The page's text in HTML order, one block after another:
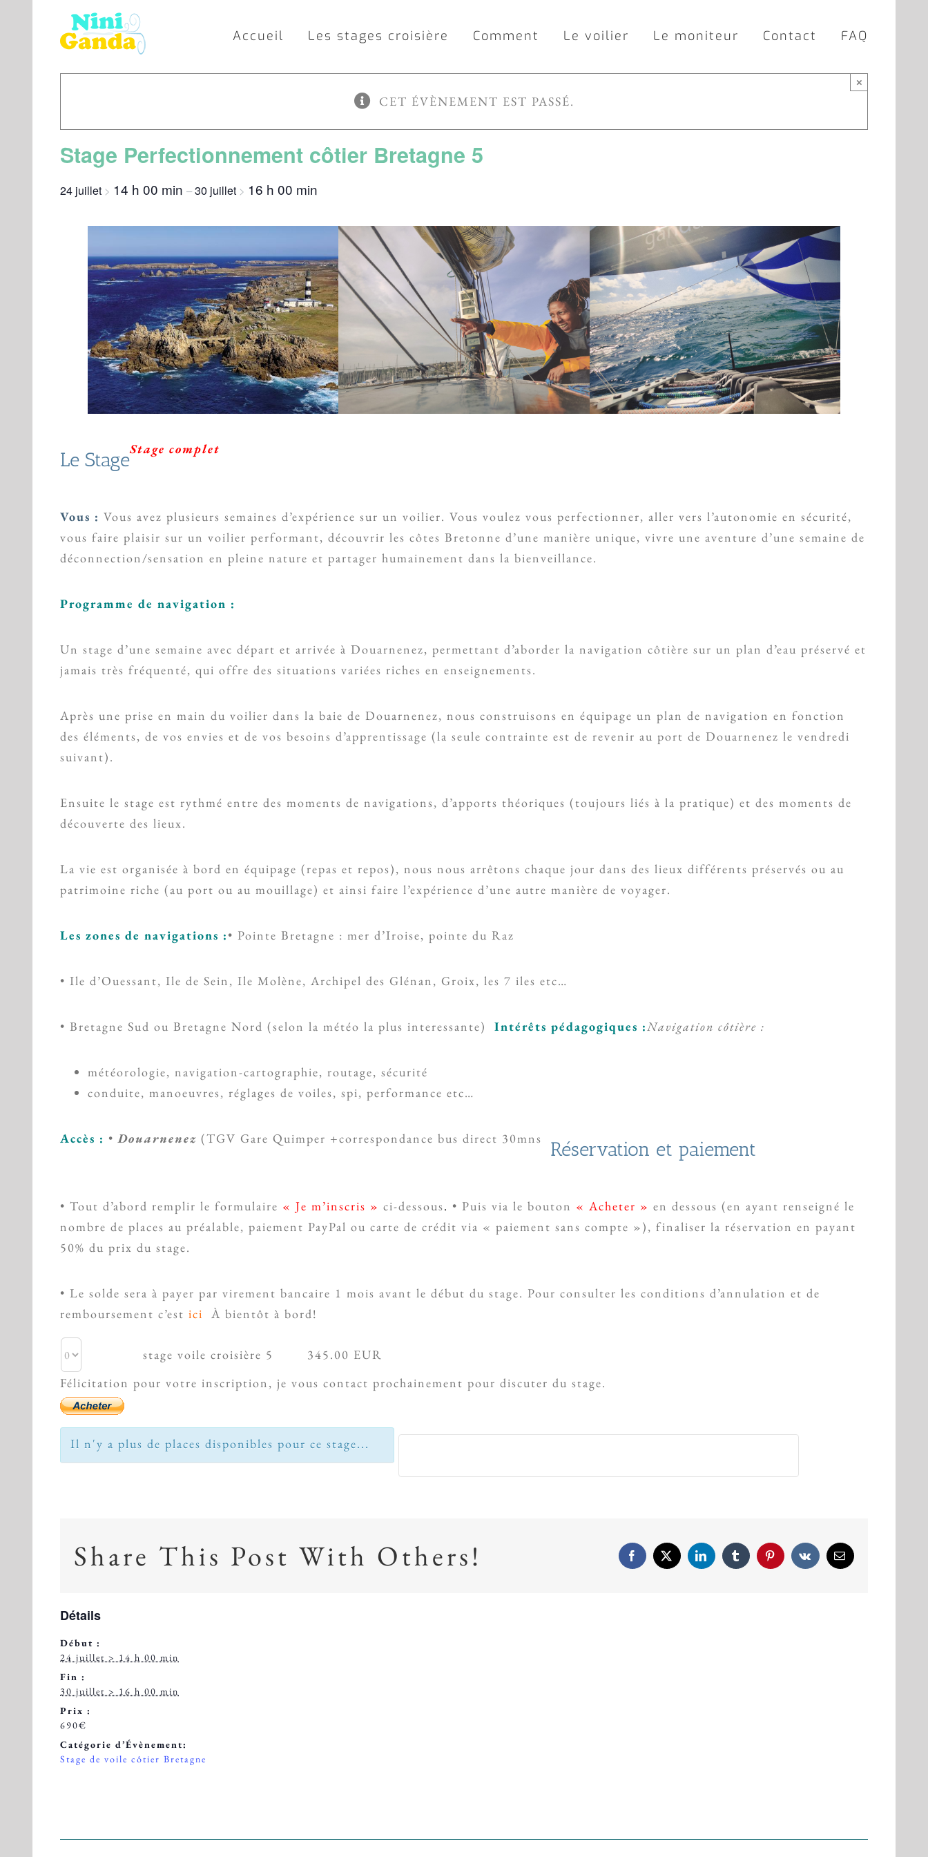
Accueil Les stages croisière Comment Le voilier Le moniteur Contact FAQ
CET ÉVÈNEMENT EST PASSÉ.
×
Stage Perfectionnement côtier Bretagne 5
24 juillet > 14 h 00 min–30 juillet > 16 h 00 min
Le StageStage complet
Vous : Vous avez plusieurs semaines d’expérience sur un voilier. Vous voulez vous perfectionner, aller vers l’autonomie en sécurité,
vous faire plaisir sur un voilier performant, découvrir les côtes Bretonne d’une manière unique, vivre une aventure d’une semaine de
déconnection/sensation en pleine nature et partager humainement dans la bienveillance.
Programme de navigation :
Un stage d’une semaine avec départ et arrivée à Douarnenez, permettant d’aborder la navigation côtière sur un plan d’eau préservé et
jamais très fréquenté, qui offre des situations variées riches en enseignements.
Après une prise en main du voilier dans la baie de Douarnenez, nous construisons en équipage un plan de navigation en fonction
des éléments, de vos envies et de vos besoins d’apprentissage (la seule contrainte est de revenir au port de Douarnenez le vendredi
suivant).
Ensuite le stage est rythmé entre des moments de navigations, d’apports théoriques (toujours liés à la pratique) et des moments de
découverte des lieux.
La vie est organisée à bord en équipage (repas et repos), nous nous arrêtons chaque jour dans des lieux différents préservés ou au
patrimoine riche (au port ou au mouillage) et ainsi faire l’expérience d’une autre manière de voyager.
Les zones de navigations :• Pointe Bretagne : mer d’Iroise, pointe du Raz
• Ile d’Ouessant, Ile de Sein, Ile Molène, Archipel des Glénan, Groix, les 7 iles etc…
• Bretagne Sud ou Bretagne Nord (selon la météo la plus interessante)Intérêts pédagogiques :Navigation côtière:
météorologie, navigation-cartographie, routage, sécurité
conduite, manoeuvres, réglages de voiles, spi, performance etc…
Accès : •Douarnenez (TGV Gare Quimper +correspondance bus direct 30mns Réservation et paiement
• Tout d’abord remplir le formulaire « Je m’inscris »ci-dessous. • Puis via le bouton « Acheter » en dessous (en ayant renseigné le
nombre de places au préalable, paiement PayPal ou carte de crédit via « paiement sans compte »), finaliser la réservation en payant
50% du prix du stage.
• Le solde sera à payer par virement bancaire 1 mois avant le début du stage. Pour consulter les conditions d’annulation et de
remboursement c’estici À bientôt à bord!
stage voile croisière 5
345.00 EUR
Félicitation pour votre inscription, je vous contact prochainement pour discuter du stage.
Il n'y a plus de places disponibles pour ce stage...
Détails
Début :
24 juillet > 14 h 00 min
Fin :
30 juillet > 16 h 00 min
Prix :
690€
Catégorie d’Évènement:
Stage de voile côtier Bretagne
Share This Post With Others! Facebook
X LinkedInTumblrPinterest
Vk Email